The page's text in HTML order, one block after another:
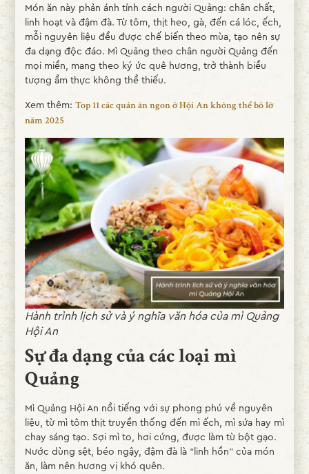
Món ăn này phản ánh tính cách người Quảng: chân chất,
linh hoạt và đậm đà. Từ tôm, thịt heo, gà, đến cá lóc, ếch,
mỗi nguyên liệu đều được chế biến theo mùa, tạo nên sự
đa dạng độc đáo. Mì Quảng theo chân người Quảng đến
mọi miền, mang theo ký ức quê hương, trở thành biểu
tượng ẩm thực không thể thiếu.
Xem thêm: Top 11 các quán ăn ngon ở Hội An không thể bỏ lỡ
năm 2025
Hành trình lịch sử và ý nghĩa văn hóa của mì Quảng
Hội An
Sự đa dạng của các loại mì
Quảng
Mì Quảng Hội An nổi tiếng với sự phong phú về nguyên
liệu, từ mì tôm thịt truyền thống đến mì ếch, mì sứa hay mì
chay sáng tạo. Sợi mì to, hơi cứng, được làm từ bột gạo.
Nước dùng sệt, béo ngậy, đậm đà là “linh hồn” của món
ăn, làm nên hương vị khó quên.